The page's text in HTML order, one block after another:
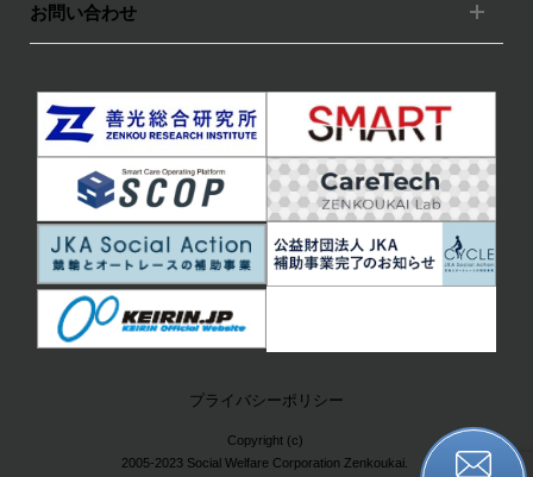
お問い合わせ
プライバシーポリシー
Copyright (c)
2005-2023 Social Welfare Corporation Zenkoukai.